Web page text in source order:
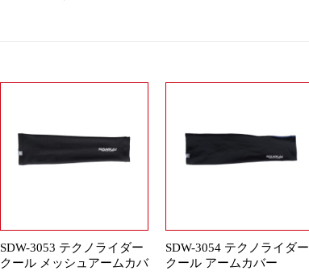
SDW-3053 テクノライダー
クール メッシュアームカバ
SDW-3054 テクノライダー
クール アームカバー